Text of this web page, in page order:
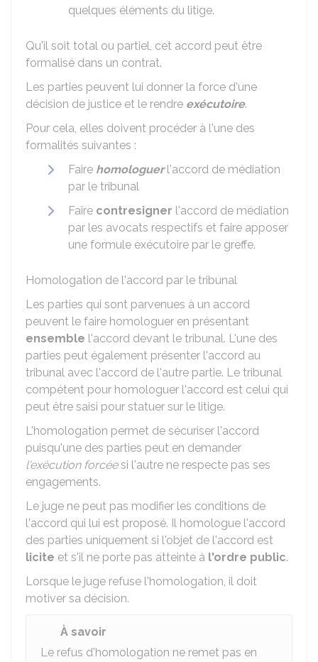
quelques éléments du litige.
Qu'il soit total ou partiel, cet accord peut être
formalisé dans un contrat.
Les parties peuvent lui donner la force d'une
décision de justice et le rendre exécutoire.
Pour cela, elles doivent procéder à l'une des
formalités suivantes :
Faire homologuerl'accord de médiation
par le tribunal
Faire contresigner l'accord de médiation
par les avocats respectifs et faire apposer
une formule exécutoire par le greffe.
Homologation de l'accord par le tribunal
Les parties qui sont parvenues à un accord
peuvent le faire homologuer en présentant
ensemble l'accord devant le tribunal. L'une des
parties peut également présenter l'accord au
tribunal avec l'accord de l'autre partie. Le tribunal
compétent pour homologuer l'accord est celui qui
peut être saisi pour statuer sur le litige.
L'homologation permet de sécuriser l'accord
puisqu'une des parties peut en demander
l'exécution forcéesi l'autre ne respecte pas ses
engagements.
Le juge ne peut pas modifier les conditions de
l'accord qui lui est proposé. Il homologue l'accord
des parties uniquement si l'objet de l'accord est
licite et s'il ne porte pas atteinte à l'ordre public.
Lorsque le juge refuse l'homologation, il doit
motiver sa décision.
À savoir
Le refus d'homologation ne remet pas en